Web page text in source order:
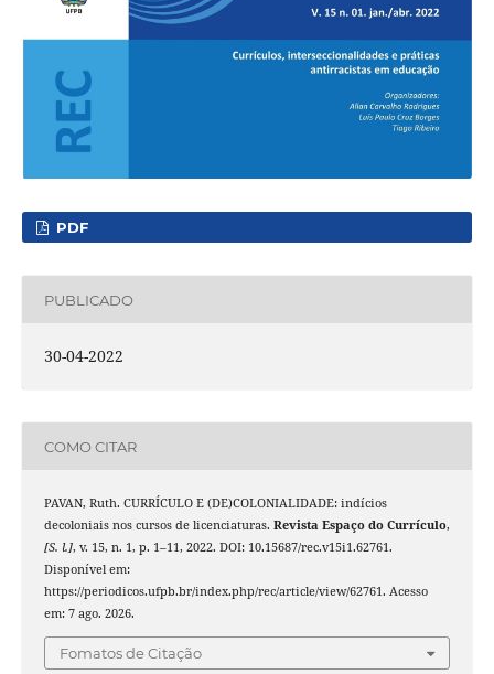
PDF
PUBLICADO
30-04-2022
COMO CITAR
PAVAN, Ruth. CURRÍCULO E (DE)COLONIALIDADE: indícios
decoloniais nos cursos de licenciaturas. Revista Espaço do Currículo,
[S. l.], v. 15, n. 1, p. 1–11, 2022. DOI: 10.15687/rec.v15i1.62761.
Disponível em:
https://periodicos.ufpb.br/index.php/rec/article/view/62761. Acesso
em: 7 ago. 2026.
Fomatos de Citação